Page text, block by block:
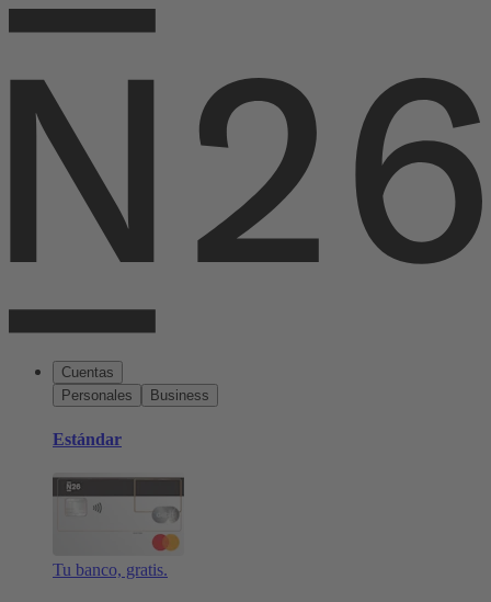
Cuentas
Personales
Business
Estándar
Tu banco, gratis.